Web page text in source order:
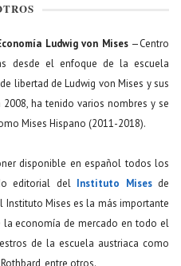
Ludwig von Mises—Centro
desde el enfoque de la escuela
libertad de Ludwig von Mises y sus
ha tenido varios nombres y se
Mises Hispano (2011-2018).
disponible en español todos los
editorial del Instituto Misesde
Instituto Mises es la más importante
economía de mercado en todo el
de la escuela austriaca como